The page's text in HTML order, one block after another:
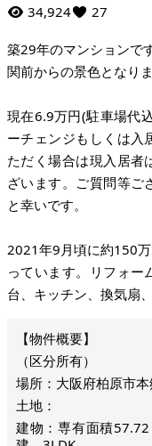
34,924 27
築29年のマンションで
関前からの景色となりま
現在6.9万円(駐車場代
ーチェンジもしくは入
ただく場合は現入居者
ざいます。ご質問等ご
と幸いです。
2021年9月頃に約150
っています。リフォー
台、キッチン、換気扇
（区分所有）
場所：大阪府柏原市
土地：
建物：専有面積